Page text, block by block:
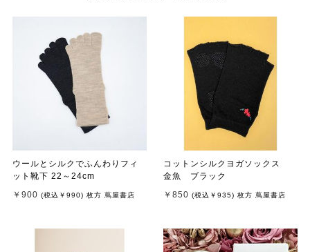
ウールとシルクでふんわりフィ
ット靴下 22～24cm
￥900 (税込 ￥990) 枚方 蔦屋書店
コットンシルクヨガソックス
金魚 ブラック
￥850 (税込 ￥935) 枚方 蔦屋書店